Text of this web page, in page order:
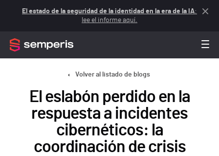
El estado de la seguridad de la identidad en la era de la IA:
lee el informe aquí.
Volver al listado de blogs
El eslabón perdido en la
respuesta a incidentes
cibernéticos: la
coordinación de crisis